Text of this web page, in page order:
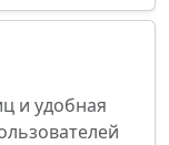
и удобная